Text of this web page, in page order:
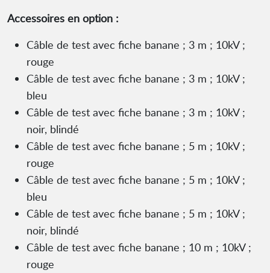
Accessoires en option :
Câble de test avec fiche banane ; 3 m ; 10kV ;
rouge
Câble de test avec fiche banane ; 3 m ; 10kV ;
bleu
Câble de test avec fiche banane ; 3 m ; 10kV ;
noir, blindé
Câble de test avec fiche banane ; 5 m ; 10kV ;
rouge
Câble de test avec fiche banane ; 5 m ; 10kV ;
bleu
Câble de test avec fiche banane ; 5 m ; 10kV ;
noir, blindé
Câble de test avec fiche banane ; 10 m ; 10kV ;
rouge